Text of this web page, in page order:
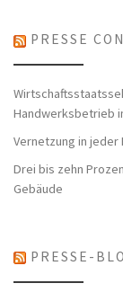
PRESSE
Handwerksbetrieb
Vernetzung in jeder
Drei bis zehn
Gebäude
PRESSE-